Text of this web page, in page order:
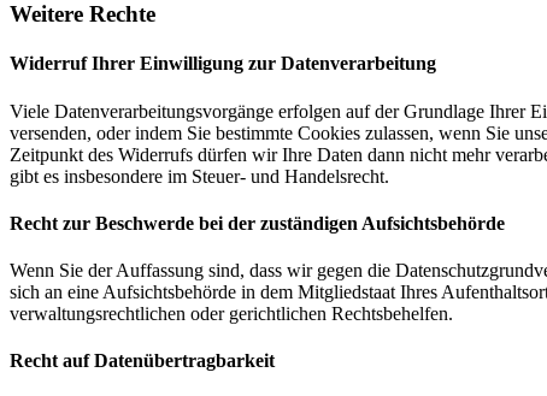
Weitere Rechte
Widerruf Ihrer Einwilligung zur Datenverarbeitung
Viele Datenverarbeitungsvorgänge erfolgen auf der Grundlage Ihrer
versenden, oder indem Sie bestimmte Cookies zulassen, wenn Sie
Zeitpunkt des Widerrufs dürfen wir Ihre Daten dann nicht mehr
gibt es insbesondere im Steuer- und Handelsrecht.
Recht zur Beschwerde bei der zuständigen Aufsichtsbehörde
Wenn Sie der Auffassung sind, dass wir gegen die
sich an eine Aufsichtsbehörde in dem Mitgliedstaat Ihres
verwaltungsrechtlichen oder gerichtlichen Rechtsbehelfen.
Recht auf Datenübertragbarkeit